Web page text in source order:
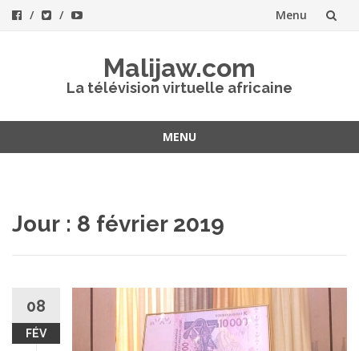
Menu
Malijaw.com
La télévision virtuelle africaine
MENU
Jour : 8 février 2019
08
FÉV